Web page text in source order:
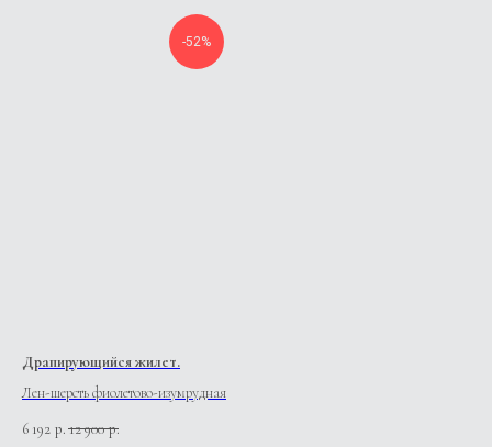
-52%
Драпирующийся жилет.
Лен-шерсть фиолетово-изумрудная
6 192 р. 12 900 р.